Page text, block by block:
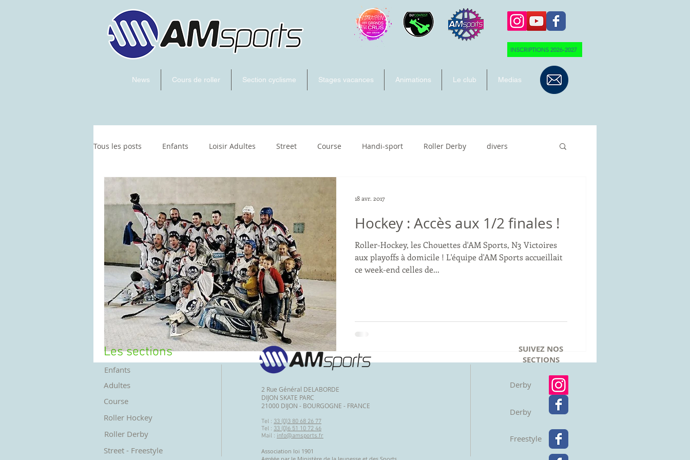
INSCRIPTIONS 2026-2027
News Cours de roller Section cyclisme Stages vacances Animations Le club Medias
Tous les posts Enfants Loisir Adultes Street Course Handi-sport Roller Derby divers
Hockey : Accès aux 1/2 finales !
Roller-Hockey, les Chouettes d'AM Sports, N3 Victoires
aux playoffs à domicile ! L'équipe d'AM Sports accueillait
ce week-end celles de...
18 avr. 2017
Les sections
Enfants
Adultes
Course
Roller Hockey
Roller Derby
Street - Freestyle
2 Rue Général DELABORDE
DIJON SKATE PARC
21000 DIJON - BOURGOGNE - FRANCE
Tel : 33 (0)3 80 68 26 77
Tel : 33 (0)6 51 10 72 46
Mail : info@amsports.fr
Association loi 1901
Agréée par le Ministère de la Jeunesse et des Sports
SUIVEZ NOS
SECTIONS
Derby
Derby
Freestyle